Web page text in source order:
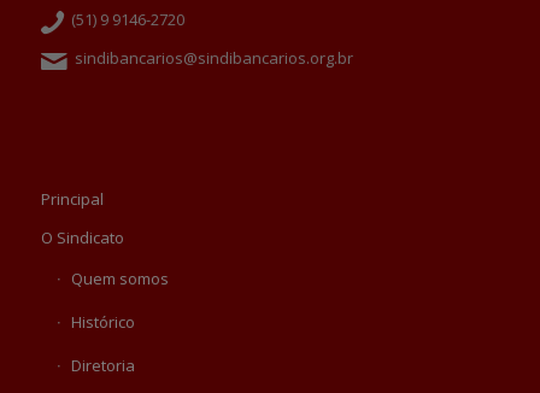
(51) 9 9146-2720
sindibancarios@sindibancarios.org.br
Principal
O Sindicato
Quem somos
Histórico
Diretoria